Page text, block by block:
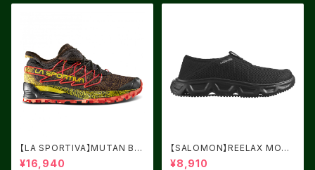
【LA SPORTIVA】MUTAN BL
ACK/YELLOW サイズ：41
¥16,940
【SALOMON】REELAX MOC
6.0 Black / Black / Alloy
¥8,910